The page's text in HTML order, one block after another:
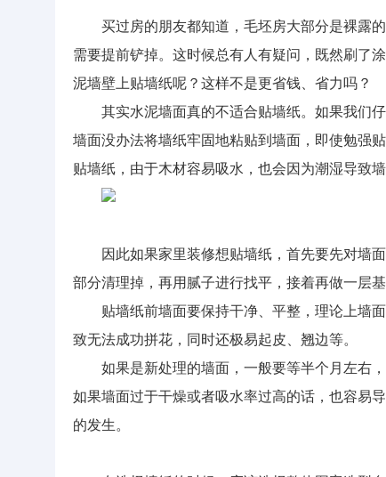
买过房的朋友都知道，毛坯房大部分是裸露
需要提前铲掉。这时候总有人有疑问，既然刷了
泥墙壁上贴墙纸呢？这样不是更省钱、省力吗？
其实水泥墙面真的不适合贴墙纸。如果我们
墙面没办法将墙纸牢固地粘贴到墙面，即使勉强
贴墙纸，由于木材容易吸水，也会因为潮湿导致
因此如果家里装修想贴墙纸，首先要先对墙
部分清理掉，再用腻子进行找平，接着再做一层
贴墙纸前墙面要保持干净、平整，理论上墙
致无法成功拼花，同时还极易起皮、翘边等。
如果是新处理的墙面，一般要等半个月左右
如果墙面过于干燥或者吸水率过高的话，也容易
的发生。